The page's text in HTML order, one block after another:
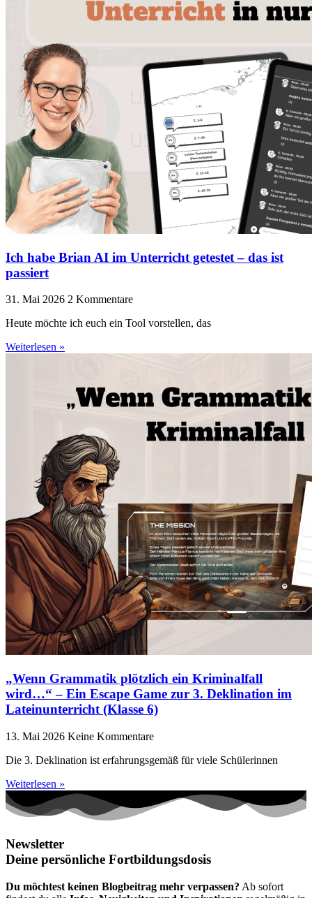
Ich habe Brian AI im Unterricht getestet – das ist
passiert
31. Mai 2026 2 Kommentare
Heute möchte ich euch ein Tool vorstellen, das
Weiterlesen »
„Wenn Grammatik plötzlich ein Kriminalfall
wird…“ – Ein Escape Game zur 3. Deklination im
Lateinunterricht (Klasse 6)
13. Mai 2026 Keine Kommentare
Die 3. Deklination ist erfahrungsgemäß für viele Schülerinnen
Weiterlesen »
Newsletter
Deine persönliche Fortbildungsdosis
Du möchtest keinen Blogbeitrag mehr verpassen? Ab sofort